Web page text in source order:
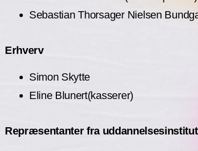
Sebastian Thorsager Nielsen
Erhverv
Simon Skytte
Eline Blunert(kasserer)
Repræsentanter fra